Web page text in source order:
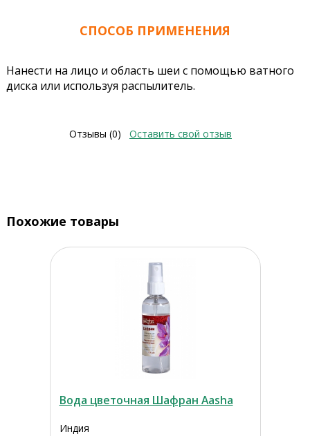
СПОСОБ ПРИМЕНЕНИЯ
Нанести на лицо и область шеи с помощью ватного
диска или используя распылитель.
Отзывы (0) Оставить свой отзыв
Похожие товары
Вода цветочная Шафран Aasha
Индия